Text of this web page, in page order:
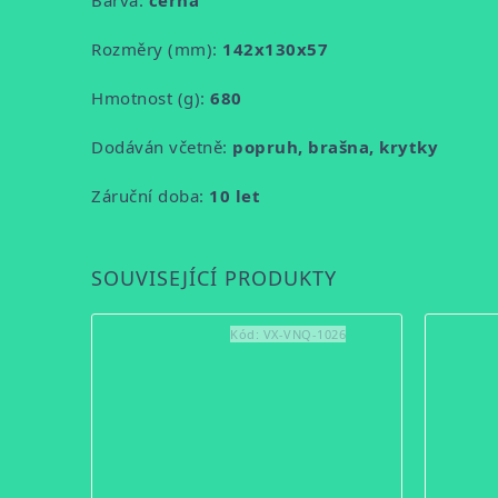
Rozměry (mm): 142x130x57
Hmotnost (g): 680
Dodáván včetně: popruh, brašna, krytky
Záruční doba: 10 let
SOUVISEJÍCÍ PRODUKTY
Kód: VX-VNQ-1026